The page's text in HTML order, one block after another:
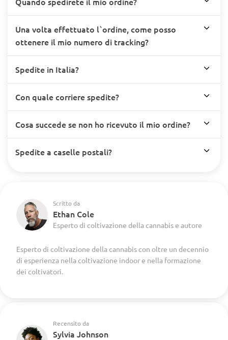
Una volta effettuato l`ordine, come posso
ottenere il mio numero di tracking?
Spedite in Italia?
Con quale corriere spedite?
Cosa succede se non ho ricevuto il mio ordine?
Spedite a caselle postali?
Scritto da
Ethan Cole
Esperto di coltivazione della cannabis e autore
Esperto di coltivazione della cannabis con oltre un decennio
di esperienza nella coltivazione indoor e nella formazione
dei coltivatori.
Recensito da
Sylvia Johnson